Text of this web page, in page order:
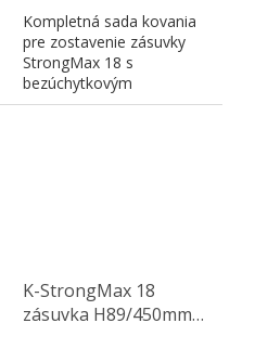
Kompletná sada kovania
pre zostavenie zásuvky
StrongMax 18 s
bezúchytkovým
otváraním" "PUSH". Nutné
K-StrongMax 18
zásuvka H89/450mm